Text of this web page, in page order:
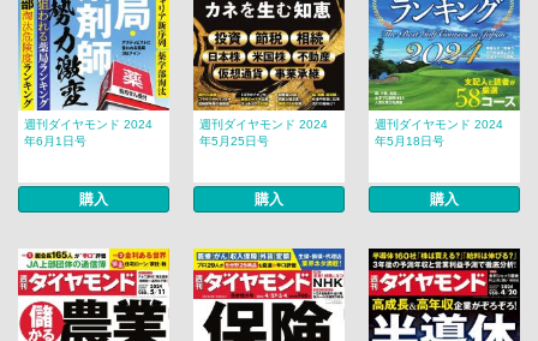
週刊ダイヤモンド 2024
年6月1日号
購入
週刊ダイヤモンド 2024
年5月25日号
購入
週刊ダイヤモンド 2024
年5月18日号
購入